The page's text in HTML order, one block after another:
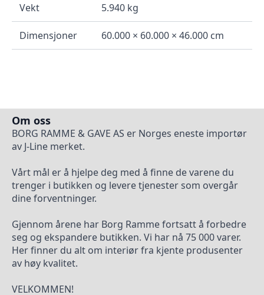
Vekt 5.940 kg
Dimensjoner 60.000 × 60.000 × 46.000 cm
Om oss
BORG RAMME & GAVE AS er Norges eneste importør
av J-Line merket.
Vårt mål er å hjelpe deg med å finne de varene du
trenger i butikken og levere tjenester som overgår
dine forventninger.
Gjennom årene har Borg Ramme fortsatt å forbedre
seg og ekspandere butikken. Vi har nå 75 000 varer.
Her finner du alt om interiør fra kjente produsenter
av høy kvalitet.
VELKOMMEN!